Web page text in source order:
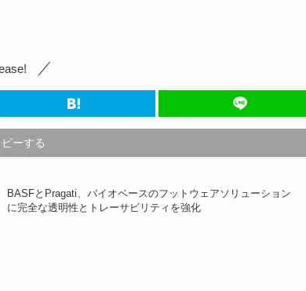
ーする
BASFとPragati、バイオベースのフットウェアソリューション
に完全な透明性とトレーサビリティを強化